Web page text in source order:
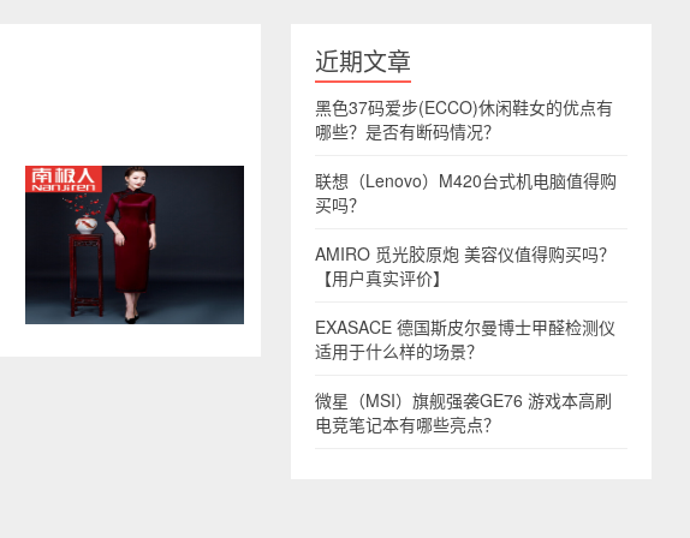
近期文章
黑色37码爱步(ECCO)休闲鞋女的优点有
哪些？是否有断码情况？
联想（Lenovo）M420台式机电脑值得购
买吗？
AMIRO 觅光胶原炮 美容仪值得购买吗？
【用户真实评价】
EXASACE 德国斯皮尔曼博士甲醛检测仪
适用于什么样的场景？
微星（MSI）旗舰强袭GE76 游戏本高刷
电竞笔记本有哪些亮点？